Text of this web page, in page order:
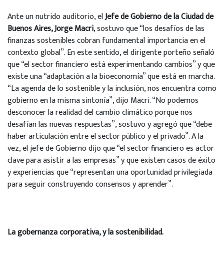
Ante un nutrido auditorio, elJefe de Gobierno de la Ciudad de
Buenos Aires, Jorge Macri, sostuvo que “los desafíos de las
finanzas sostenibles cobran fundamental importancia en el
contexto global”. En este sentido, el dirigente porteño señaló
que “el sector financiero está experimentando cambios” y que
existe una “adaptación a la bioeconomía” que está en marcha.
“La agenda de lo sostenible y la inclusión, nos encuentra como
gobierno en la misma sintonía”, dijo Macri. “No podemos
desconocer la realidad del cambio climático porque nos
desafían las nuevas respuestas”, sostuvo y agregó que “debe
haber articulación entre el sector público y el privado”. A la
vez, el jefe de Gobierno dijo que “el sector financiero es actor
clave para asistir a las empresas” y que existen casos de éxito
y experiencias que “representan una oportunidad privilegiada
para seguir construyendo consensos y aprender”.
La gobernanza corporativa, y la sostenibilidad.